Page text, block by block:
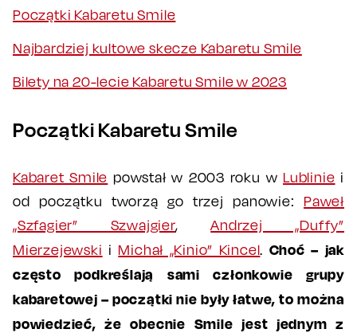
Początki Kabaretu Smile
Najbardziej kultowe skecze Kabaretu Smile
Bilety na 20-lecie Kabaretu Smile w 2023
Początki Kabaretu Smile
Kabaret Smile powstał w 2003 roku w Lublinie i
od początku tworzą go trzej panowie: Paweł
„Szfagier” Szwajgier,Andrzej „Duffy”
Mierzejewski i Michał „Kinio” Kincel. Choć – jak
często podkreślają sami członkowie grupy
kabaretowej – początki nie były łatwe, to można
powiedzieć, że obecnie Smile jest jednym z